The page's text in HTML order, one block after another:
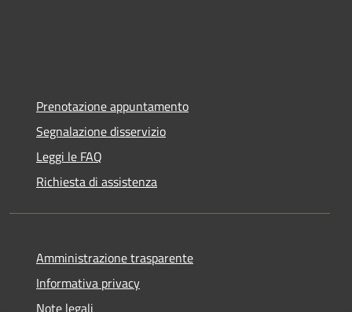
Prenotazione appuntamento
Segnalazione disservizio
Leggi le FAQ
Richiesta di assistenza
Amministrazione trasparente
Informativa privacy
Note legali